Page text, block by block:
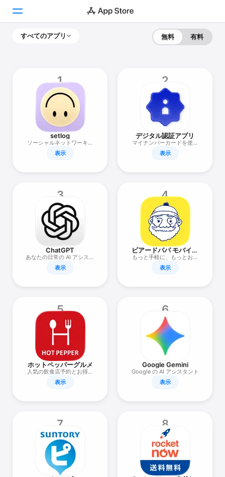
アプリ
Arcade
検索
プラットフォーム
すべてのアプリ 無料 有料
1
setlog
ソーシャルネットワーキン
グ
表示
2
デジタル認証アプリ
マイナンバーカードを使っ
た本人の確認を行うアプリ
表示
3
ChatGPT
あなたの日常の AI アシスタ
ント
表示
4
ビアードパパ モバイル
アプリ
もっと手軽に、もっとお得
に、ビアードパパのモバイ
ルアプリ。
表示
5
ホットペッパーグルメ
人気の飲食店予約とお得な
クーポン検索
表示
6
Google Gemini
Google の AI アシスタント
表示
7 8